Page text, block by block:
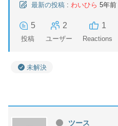
最新の投稿 : わいひら 5年前
5
投稿
2
ユーザー
1
Reactions
未解決
ツース